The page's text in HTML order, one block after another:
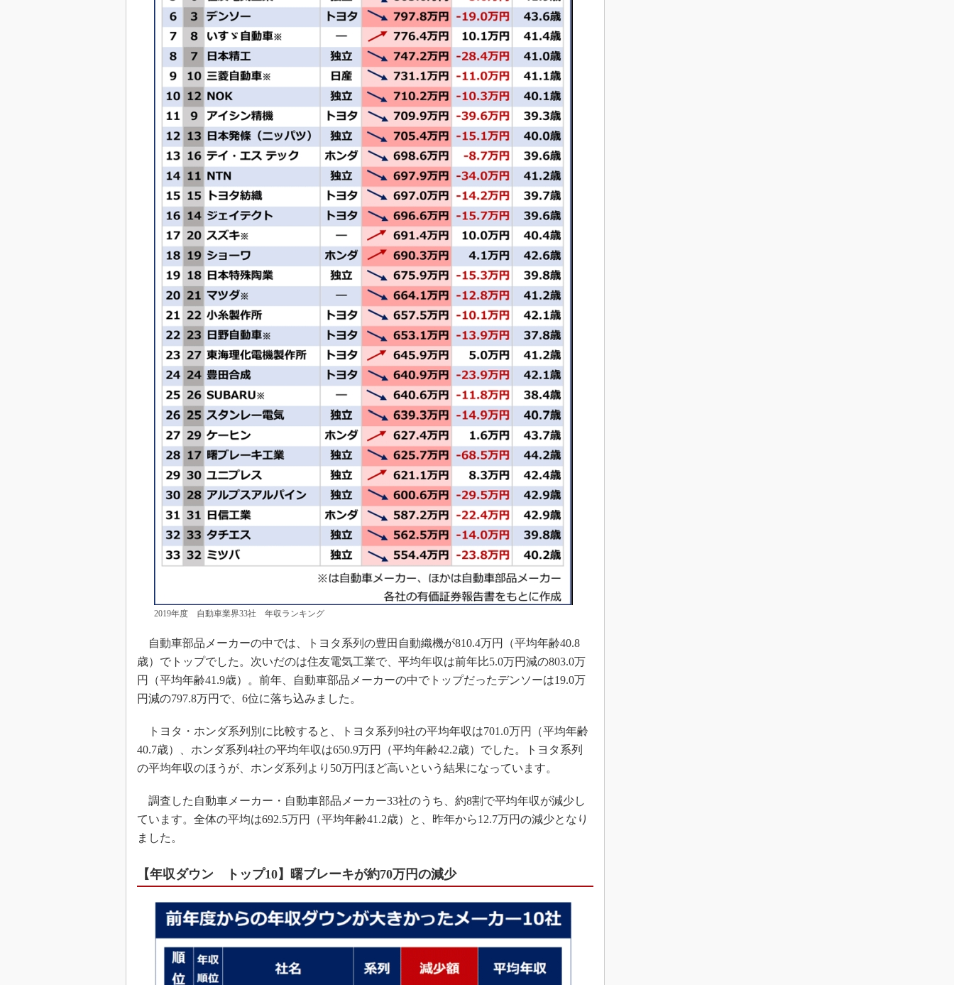
2019年度 自動車業界33社 年収ランキング
自動車部品メーカーの中では、トヨタ系列の豊田自動織機が810.4万円（平均年齢40.8
歳）でトップでした。次いだのは住友電気工業で、平均年収は前年比5.0万円減の803.0万
円（平均年齢41.9歳）。前年、自動車部品メーカーの中でトップだったデンソーは19.0万
円減の797.8万円で、6位に落ち込みました。
トヨタ・ホンダ系列別に比較すると、トヨタ系列9社の平均年収は701.0万円（平均年齢
40.7歳）、ホンダ系列4社の平均年収は650.9万円（平均年齢42.2歳）でした。トヨタ系列
の平均年収のほうが、ホンダ系列より50万円ほど高いという結果になっています。
調査した自動車メーカー・自動車部品メーカー33社のうち、約8割で平均年収が減少し
ています。全体の平均は692.5万円（平均年齢41.2歳）と、昨年から12.7万円の減少となり
ました。
【年収ダウン トップ10】曙ブレーキが約70万円の減少